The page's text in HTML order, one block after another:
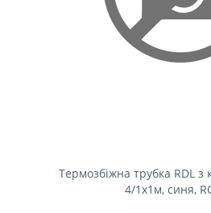
Термозбіжна трубка RDL
4/1x1м, синя,